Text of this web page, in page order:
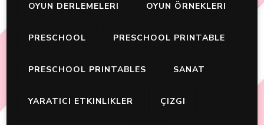
OYUN DERLEMELERI OYUN ÖRNEKLERI
PRESCHOOL PRESCHOOL PRINTABLE
PRESCHOOL PRINTABLES SANAT
YARATICI ETKINLIKLER ÇIZGI